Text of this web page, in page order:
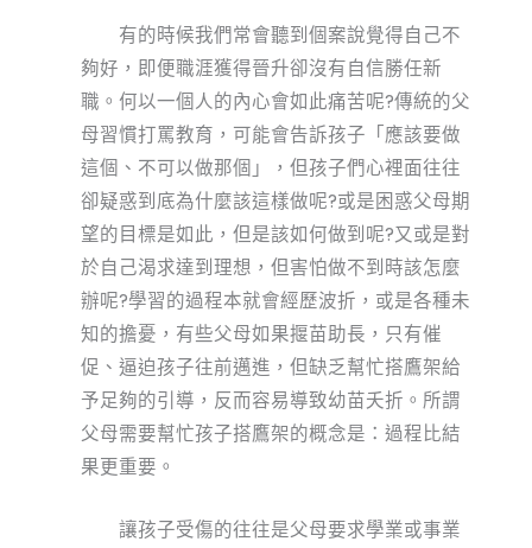
有的時候我們常會聽到個案說覺得自己不
夠好，即便職涯獲得晉升卻沒有自信勝任新
職。何以一個人的內心會如此痛苦呢?傳統的父
母習慣打罵教育，可能會告訴孩子「應該要做
這個、不可以做那個」，但孩子們心裡面往往
卻疑惑到底為什麼該這樣做呢?或是困惑父母期
望的目標是如此，但是該如何做到呢?又或是對
於自己渴求達到理想，但害怕做不到時該怎麼
辦呢?學習的過程本就會經歷波折，或是各種未
知的擔憂，有些父母如果揠苗助長，只有催
促、逼迫孩子往前邁進，但缺乏幫忙搭鷹架給
予足夠的引導，反而容易導致幼苗夭折。所謂
父母需要幫忙孩子搭鷹架的概念是：過程比結
果更重要。
讓孩子受傷的往往是父母要求學業或事業